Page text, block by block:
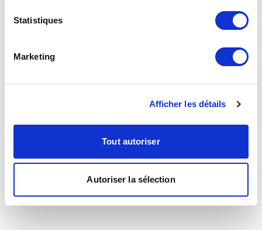
Statistiques
Marketing
Afficher les détails
Tout autoriser
Autoriser la sélection